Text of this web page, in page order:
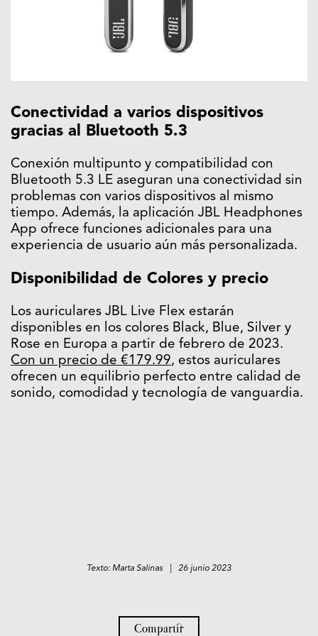
Conectividad a varios dispositivos
gracias al Bluetooth 5.3
Conexión multipunto y compatibilidad con
Bluetooth 5.3 LE aseguran una conectividad sin
problemas con varios dispositivos al mismo
tiempo. Además, la aplicación JBL Headphones
App ofrece funciones adicionales para una
experiencia de usuario aún más personalizada.
Disponibilidad de Colores y precio
Los auriculares JBL Live Flex estarán
disponibles en los colores Black, Blue, Silver y
Rose en Europa a partir de febrero de 2023.
Con un precio de €179.99, estos auriculares
ofrecen un equilibrio perfecto entre calidad de
sonido, comodidad y tecnología de vanguardia.
Texto: Marta Salinas | 26 junio 2023
Compartir